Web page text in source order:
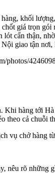
khối
giá trọn
cẩn thận,
giao tận
hàng tới
cả chuỗi
chở hàng
rõ những